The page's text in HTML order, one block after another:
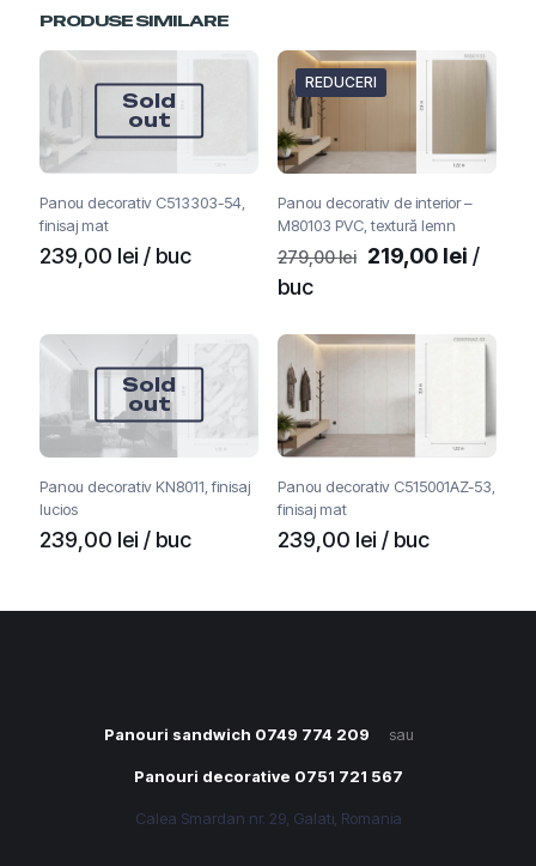
PRODUSE SIMILARE
Sold
out
Panou decorativ C513303-54,
finisaj mat
239,00 lei / buc
REDUCERI
Panou decorativ de interior –
M80103 PVC, textură lemn
279,00lei
Prețul
fost:
219,00 leiPrețul
/
buc
Sold
out
Panou decorativ KN8011, finisaj
lucios
239,00 lei / buc
Panou decorativ C515001AZ-53,
finisaj mat
239,00 lei / buc
Panouri sandwich 0749 774 209 sau
Panouri decorative 0751 721 567
Calea Smardan nr. 29, Galati, Romania